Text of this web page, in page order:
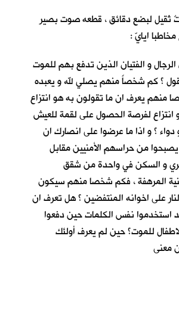
ثقيل لبضع دقائق ، قطعه صوت بصير
ايايّ :
و الفتيان الذين تدفع بهم للموت
؟ كم شخصاً منهم يصلي لله و يعبده
يعرف ان ما تقولون به هو انتزاع
انتزاع لفرصة الحصول على لقمة للعيش
؟ و اذا ما عرضوا على انصارك ان
من حراسهم الأمنيين مقابل
و السكن في واحدة من شقق
المرهفة ، فكم شخصا منهم سيكون
على اخوانه المنتفضين ؟ هل تعرف ان
استخدموا نفس الكلمات حين دفعوا
للموت؟ حين لم يعرف أولئك
معنى